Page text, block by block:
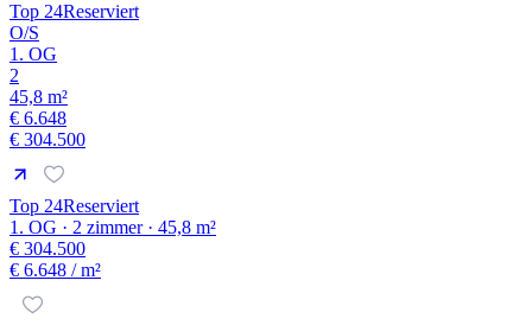
Top 24Reserviert
O/S
1. OG
2
45,8 m²
€ 6.648
€ 304.500
Top 24Reserviert
1. OG · 2 zimmer · 45,8 m²
€ 304.500
€ 6.648 / m²